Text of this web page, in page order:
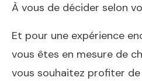
À vous de décider selon
Et pour une expérience
vous êtes en mesure de
vous souhaitez profiter